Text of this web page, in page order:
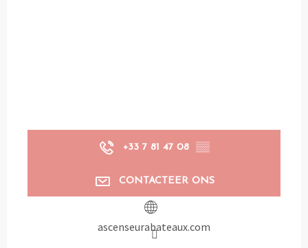
+33 7 81 47 08 ▒▒
CONTACTEER ONS
ascenseurabateaux.com